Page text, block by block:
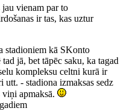
jau vienam par to
ir tas, kas uztur
stadioniem kā SKonto
jā, bet tāpēc saku, ka tagad
kompleksu celtni kurā ir
- stadiona izmaksas sedz
apmaksā.